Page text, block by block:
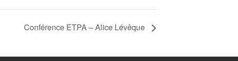
Conférence ETPA – Alice Lévêque